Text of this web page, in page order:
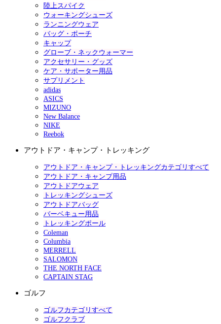
陸上スパイク
ウォーキングシューズ
ランニングウェア
バッグ・ポーチ
キャップ
グローブ・ネックウォーマー
アクセサリー・グッズ
ケア・サポーター用品
サプリメント
adidas
ASICS
MIZUNO
New Balance
NIKE
Reebok
アウトドア・キャンプ・トレッキング
アウトドア・キャンプ・トレッキングカテゴリすべて
アウトドア・キャンプ用品
アウトドアウェア
トレッキングシューズ
アウトドアバッグ
バーベキュー用品
トレッキングポール
Coleman
Columbia
MERRELL
SALOMON
THE NORTH FACE
CAPTAIN STAG
ゴルフ
ゴルフカテゴリすべて
ゴルフクラブ